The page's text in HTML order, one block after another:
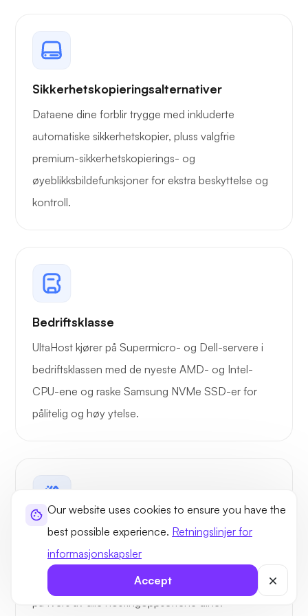
Our website uses cookies to ensure you have the
best possible experience. Retningslinjer for
informasjonskapsler
Accept
Full tilgang
sertifikater
Garanterte
ressurser
DNS-
FTP / FTPS
Microsoft Web
Deploy
Includes (SSI)
ASP.NET AJAX
Silverlight 4- og
Sikkerhetskopieringsalternativer
Dataene dine forblir trygge med inkluderte
automatiske sikkerhetskopier, pluss valgfrie
premium-sikkerhetskopierings- og
øyeblikksbildefunksjoner for ekstra beskyttelse og
kontroll.
Bedriftsklasse
UltaHost kjører på Supermicro- og Dell-servere i
bedriftsklassen med de nyeste AMD- og Intel-
CPU-ene og raske Samsung NVMe SSD-er for
pålitelig og høy ytelse.
Støtte for Windows-apper
Kjør .NET, ASP.NET og andre Windows-
applikasjoner med jevn ytelse og enkel distribusjon
på tvers av alle hostingoppsettene dine.